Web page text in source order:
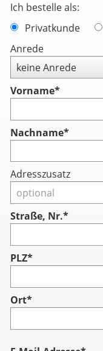
Ich bestelle als:
Privatkunde
Anrede
Vorname*
Nachname*
Adresszusatz
Straße, Nr.*
PLZ*
Ort*